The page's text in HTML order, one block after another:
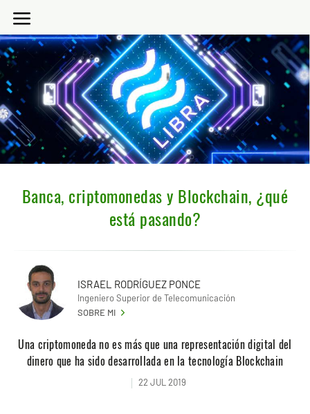
Banca, criptomonedas y Blockchain, ¿qué
está pasando?
ISRAEL RODRÍGUEZ PONCE
Ingeniero Superior de Telecomunicación
SOBRE MI
Una criptomoneda no es más que una representación digital del
dinero que ha sido desarrollada en la tecnología Blockchain
22 JUL 2019